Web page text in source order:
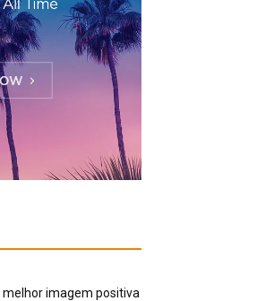
melhor imagem positiva